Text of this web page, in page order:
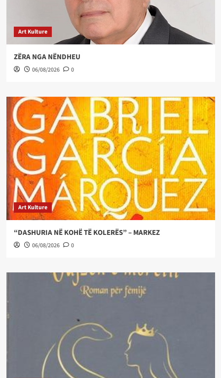
Art Kulture
ZËRA NGA NËNDHEU
06/08/2026 0
Art Kulture
“DASHURIA NË KOHË TË KOLERËS” – MARKEZ
06/08/2026 0